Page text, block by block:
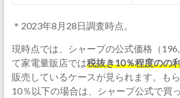
＊2023年8月28日調査時点。
現時点では、シャープの公式価格（
て家電量販店では税抜き10％程度のの
販売しているケースが見られます。も
10％以下の場合は、シャープ公式で買